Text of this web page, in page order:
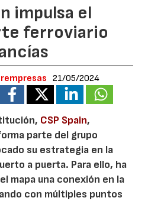
impulsa el
ferroviario
21/05/2024
CSP Spain,
parte del grupo
su estrategia en la
a puerta. Para ello, ha
mapa una conexión en la
con múltiples puntos